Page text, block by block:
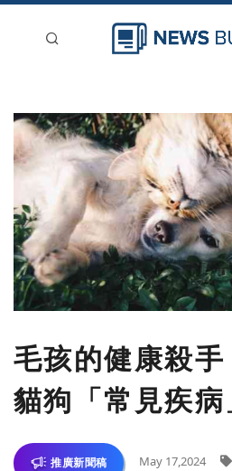
新聞稿分類
登入
刊登
毛孩的健康殺
貓狗「常見疾
推廣新聞稿 May 17,2024